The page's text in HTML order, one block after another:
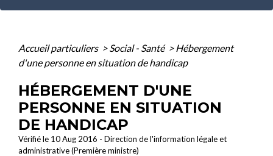
Accueil particuliers > Social - Santé > Hébergement
d'une personne en situation de handicap
HÉBERGEMENT D'UNE
PERSONNE EN SITUATION
DE HANDICAP
Vérifié le 10 Aug 2016 - Direction de l'information légale et
administrative (Première ministre)